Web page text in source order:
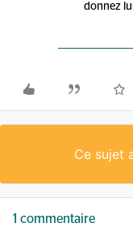
donnez
Ce sujet
1 commentaire